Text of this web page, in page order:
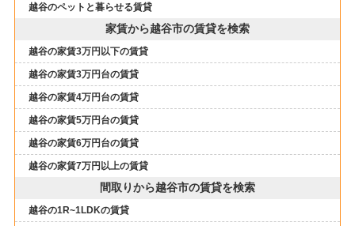
越谷のペットと暮らせる賃貸
家賃から越谷市の賃貸を検索
越谷の家賃3万円以下の賃貸
越谷の家賃3万円台の賃貸
越谷の家賃4万円台の賃貸
越谷の家賃5万円台の賃貸
越谷の家賃6万円台の賃貸
越谷の家賃7万円以上の賃貸
間取りから越谷市の賃貸を検索
越谷の1R~1LDKの賃貸